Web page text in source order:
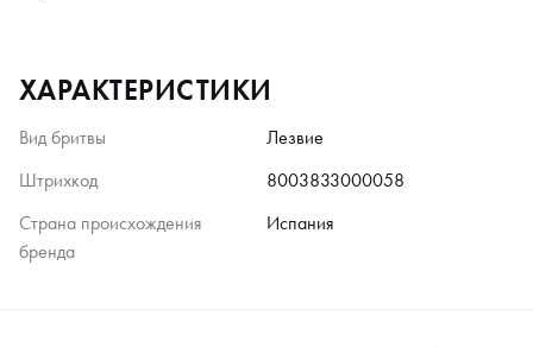
ХАРАКТЕРИСТИКИ
Вид бритвы
Лезвие
Штрихкод
8003833000058
Страна происхождения
бренда
Испания